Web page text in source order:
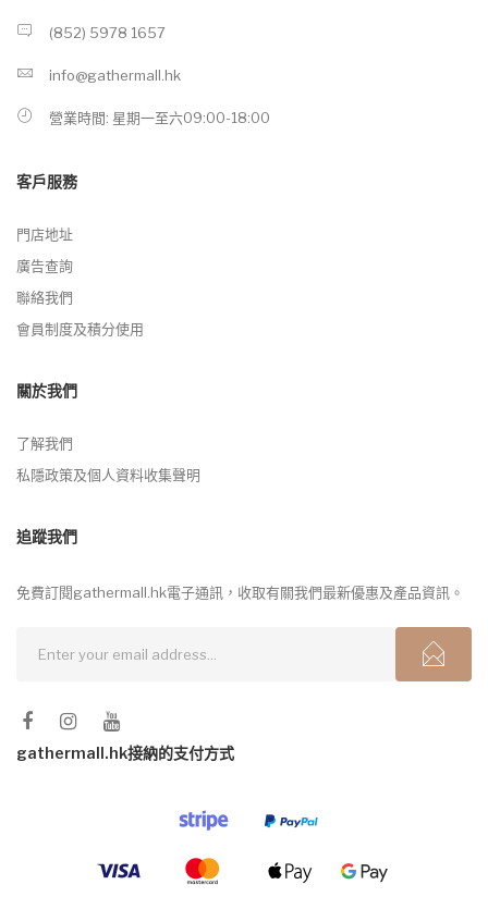
(852) 5978 1657
info@gathermall.hk
營業時間: 星期一至六09:00-18:00
客戶服務
門店地址
廣告查詢
聯絡我們
會員制度及積分使用
關於我們
了解我們
私隱政策及個人資料收集聲明
追蹤我們
免費訂閱gathermall.hk電子通訊，收取有關我們最新優惠及產品資訊。
gathermall.hk接納的支付方式